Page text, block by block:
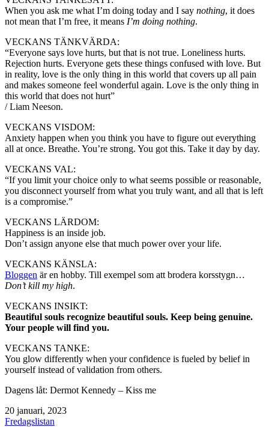
When you ask me what I’m doing today and I say nothing, it does
not mean that I’m free, it means I’m doing nothing.
VECKANS TÄNKVÄRDA:
“Everyone says love hurts, but that is not true. Loneliness hurts.
Rejection hurts. Everyone gets these things confused with love. But
in reality, love is the only thing in this world that covers up all pain
and makes someone feel wonderful again. Love is the only thing in
this world that does not hurt”
/ Liam Neeson.
VECKANS VISDOM:
Anxiety happen when you think you have to figure out everything
all at once. Breathe. You’re strong. You got this. Take it day by day.
VECKANS VAL:
“If you limit your choice only to what seems possible or reasonable,
you disconnect yourself from what you truly want, and all that is left
is a compromise.”
VECKANS LÄRDOM:
Happiness is an inside job.
Don’t assign anyone else that much power over your life.
VECKANS KÄNSLA:
Bloggen är en hobby. Till exempel som att brodera korsstygn…
Don’t kill my high.
VECKANS INSIKT:
Beautiful souls recognize beautiful souls. Keep being genuine.
Your people will find you.
VECKANS TANKE:
You glow differently when your confidence is fueled by belief in
yourself instead of validation from others.
Dagens låt: Dermot Kennedy – Kiss me
Publicerat
den
20 januari, 2023
Kategoriserat
Fredagslistan